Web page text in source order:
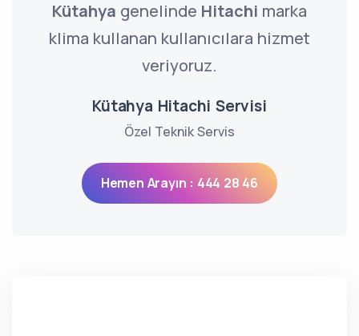
Kütahya genelinde Hitachi marka
klima kullanan kullanıcılara hizmet
veriyoruz.
Kütahya Hitachi Servisi
Özel Teknik Servis
Hemen Arayın : 444 28 46